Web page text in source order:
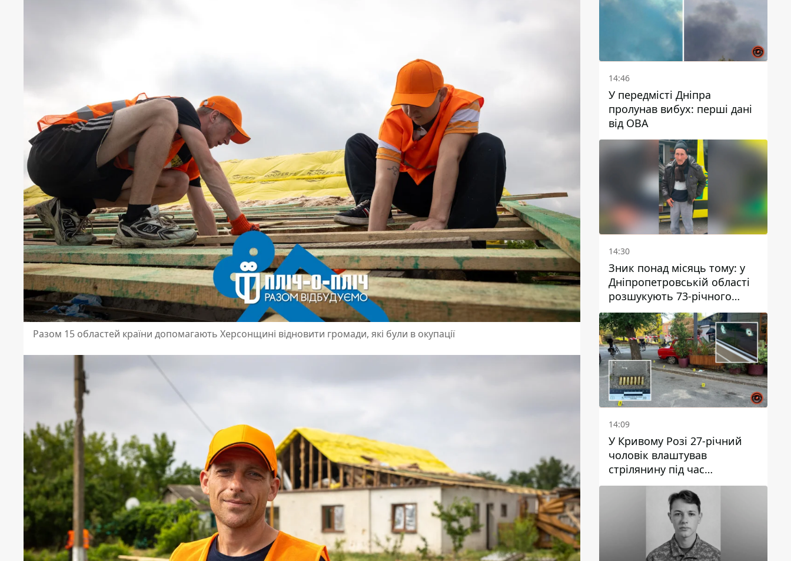
Разом 15 областей країни допомагають Херсонщині відновити громади, які були в окупації
14:46
У передмісті Дніпра
пролунав вибух: перші дані
від ОВА
14:30
Зник понад місяць тому: у
Дніпропетровській області
розшукують 73-річного
чоловіка
14:09
У Кривому Розі 27-річний
чоловік влаштував
стрілянину під час
конфлікту: є поранений